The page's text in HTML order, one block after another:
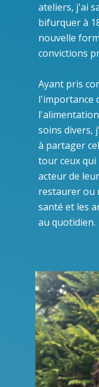
ateliers, j'ai
bifurquer à
nouvelle
convictions
Ayant pris
l'importance
soins divers,
à partager
tour ceux
acteur de
restaurer ou
santé et les
au quotidien.